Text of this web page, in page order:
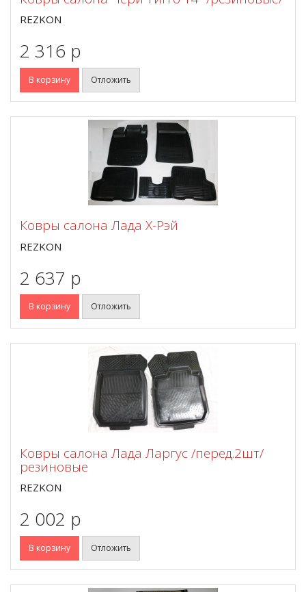
REZKON
2 316 p
В корзину Отложить
Ковры салона Лада Х-Рэй
REZKON
2 637 p
В корзину Отложить
Ковры салона Лада Ларгус /перед.2шт/
резиновые
REZKON
2 002 p
В корзину Отложить